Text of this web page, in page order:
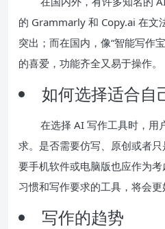
的 Grammarly 和 Copy.ai 在文
突出；而在国内，像“智能写作
的喜爱，功能齐全又易于操作。
如何选择适合自
在选择 AI 写作工具时，用
求。是否需要仿写、原创或者
要手机软件或电脑版也应作为
习惯和写作要求的工具，将会更
写作的趋势